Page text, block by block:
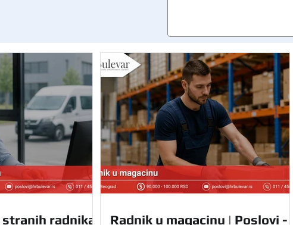
radnika | Radnik u magacinu | Poslovi -